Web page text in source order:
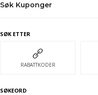
Søk Kuponger
SØK ETTER
RABATTKODER
SØKEORD